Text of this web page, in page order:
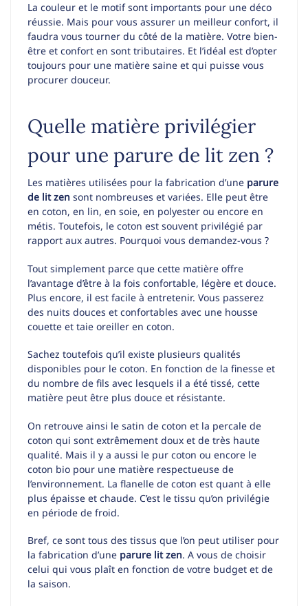
La couleur et le motif sont importants pour une déco
réussie. Mais pour vous assurer un meilleur confort, il
faudra vous tourner du côté de la matière. Votre bien-
être et confort en sont tributaires. Et l’idéal est d’opter
toujours pour une matière saine et qui puisse vous
procurer douceur.
Quelle matière privilégier
pour une parure de lit zen ?
Les matières utilisées pour la fabrication d’une parure
de lit zen sont nombreuses et variées. Elle peut être
en coton, en lin, en soie, en polyester ou encore en
métis. Toutefois, le coton est souvent privilégié par
rapport aux autres. Pourquoi vous demandez-vous ?
Tout simplement parce que cette matière offre
l’avantage d’être à la fois confortable, légère et douce.
Plus encore, il est facile à entretenir. Vous passerez
des nuits douces et confortables avec une housse
couette et taie oreiller en coton.
Sachez toutefois qu’il existe plusieurs qualités
disponibles pour le coton. En fonction de la finesse et
du nombre de fils avec lesquels il a été tissé, cette
matière peut être plus douce et résistante.
On retrouve ainsi le satin de coton et la percale de
coton qui sont extrêmement doux et de très haute
qualité. Mais il y a aussi le pur coton ou encore le
coton bio pour une matière respectueuse de
l’environnement. La flanelle de coton est quant à elle
plus épaisse et chaude. C’est le tissu qu’on privilégie
en période de froid.
Bref, ce sont tous des tissus que l’on peut utiliser pour
la fabrication d’une parure lit zen. A vous de choisir
celui qui vous plaît en fonction de votre budget et de
la saison.